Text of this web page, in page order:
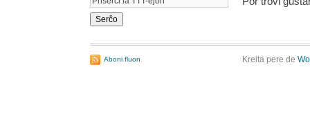
Aboni fluon Kreita pere de